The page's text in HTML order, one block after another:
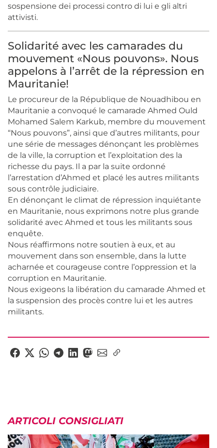
sospensione dei processi contro di lui e gli altri
attivisti.
Solidarité avec les camarades du
mouvement «Nous pouvons». Nous
appelons à l’arrêt de la répression en
Mauritanie!
Le procureur de la République de Nouadhibou en
Mauritanie a convoqué le camarade Ahmed Ould
Mohamed Salem Karkub, membre du mouvement
“Nous pouvons”, ainsi que d’autres militants, pour
une série de messages dénonçant les problèmes
de la ville, la corruption et l’exploitation des la
richesse du pays. Il a par la suite ordonné
l’arrestation d’Ahmed et placé les autres militants
sous contrôle judiciaire.
En dénonçant le climat de répression inquiétante
en Mauritanie, nous exprimons notre plus grande
solidarité avec Ahmed et tous les militants sous
enquête.
Nous réaffirmons notre soutien à eux, et au
mouvement dans son ensemble, dans la lutte
acharnée et courageuse contre l’oppression et la
corruption en Mauritanie.
Nous exigeons la libération du camarade Ahmed et
la suspension des procès contre lui et les autres
militants.
ARTICOLI CONSIGLIATI